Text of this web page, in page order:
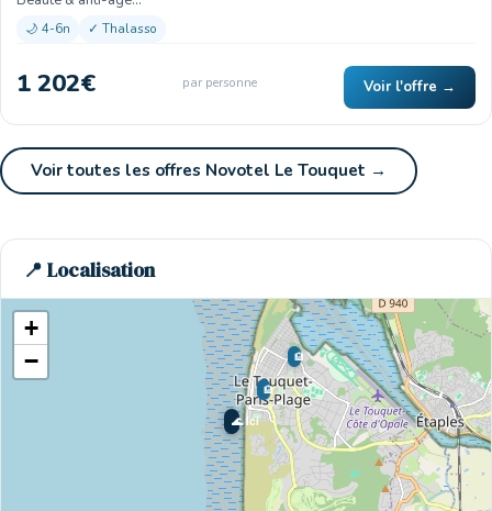
🌙 4-6n ✓ Thalasso
1 202€ par personne Voir l'offre →
Voir toutes les offres Novotel Le Touquet →
📍 Localisation
🌊 Ici
🏨
🏨
+
−